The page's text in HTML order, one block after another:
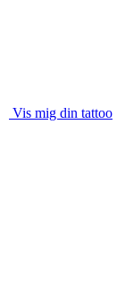
Vis mig din tattoo